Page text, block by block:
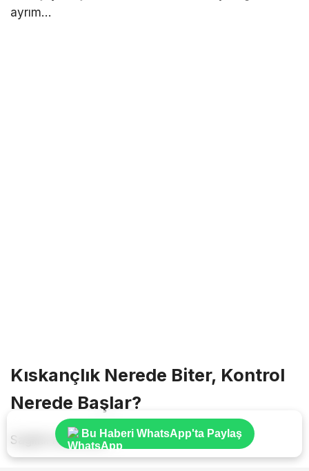
ayrım…
Kıskançlık Nerede Biter, Kontrol
Nerede Başlar?
Sağlıklı kıskançlık:Bu Haberi WhatsApp'ta Paylaş